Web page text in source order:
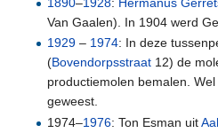
Van Gaalen). In 1904 werd
1929 – 1974: In deze
(Bovendorpsstraat 12) de
productiemolen bemalen.
geweest.
1974–1976: Ton Esman uit